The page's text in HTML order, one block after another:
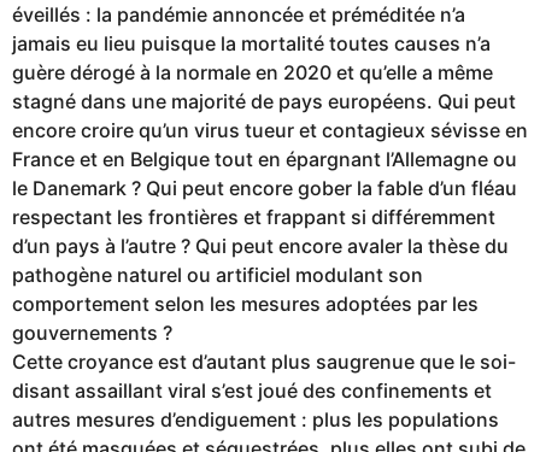
éveillés : la pandémie annoncée et préméditée n’a
jamais eu lieu puisque la mortalité toutes causes n’a
guère dérogé à la normale en 2020 et qu’elle a même
stagné dans une majorité de pays européens. Qui peut
encore croire qu’un virus tueur et contagieux sévisse en
France et en Belgique tout en épargnant l’Allemagne ou
le Danemark ? Qui peut encore gober la fable d’un fléau
respectant les frontières et frappant si différemment
d’un pays à l’autre ? Qui peut encore avaler la thèse du
pathogène naturel ou artificiel modulant son
comportement selon les mesures adoptées par les
gouvernements ?
Cette croyance est d’autant plus saugrenue que le soi-
disant assaillant viral s’est joué des confinements et
autres mesures d’endiguement : plus les populations